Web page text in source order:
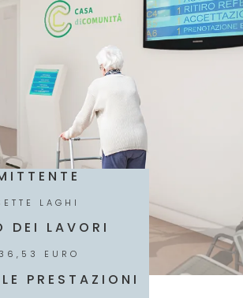
LAGHI
DEI LAVORI
EURO
PRESTAZIONI